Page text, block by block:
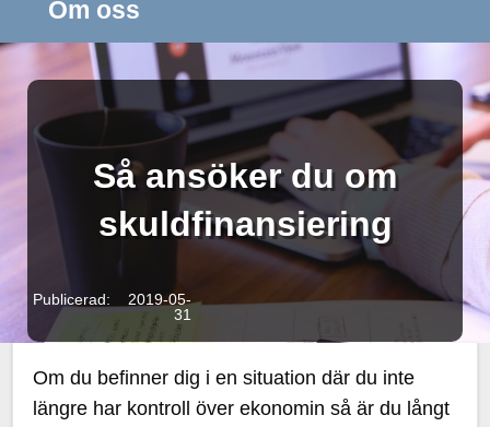
Om oss
Så ansöker du om
skuldfinansiering
Publicerad: 2019-05-
31
Om du befinner dig i en situation där du inte
längre har kontroll över ekonomin så är du långt